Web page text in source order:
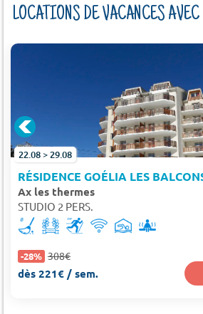
LOCATIONS DE VACANCES
22.08 > 29.08
RÉSIDENCE GOÉLIA LES
Ax les thermes
STUDIO 2 PERS.
-28% 308€
dès 221€ / sem.